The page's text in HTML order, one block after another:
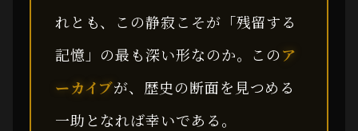
れとも、この静寂こそが「残留する
記憶」の最も深い形なのか。このア
ーカイブが、歴史の断面を見つめる
一助となれば幸いである。